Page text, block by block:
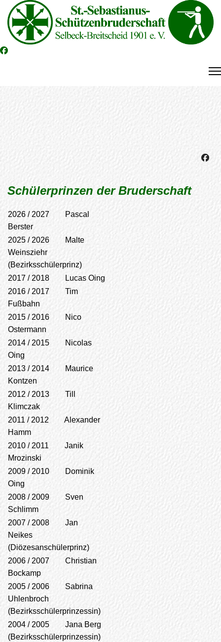
Schülerprinzen der Bruderschaft
2026 / 2027 Pascal
Berster
2025 / 2026 Malte
Weinsziehr
(Bezirksschülerprinz)
2017 / 2018 Lucas Oing
2016 / 2017 Tim
Fußbahn
2015 / 2016 Nico
Ostermann
2014 / 2015 Nicolas
Oing
2013 / 2014 Maurice
Kontzen
2012 / 2013 Till
Klimczak
2011 / 2012 Alexander
Hamm
2010 / 2011 Janik
Mrozinski
2009 / 2010 Dominik
Oing
2008 / 2009 Sven
Schlimm
2007 / 2008 Jan
Neikes
(Diözesanschülerprinz)
2006 / 2007 Christian
Bockamp
2005 / 2006 Sabrina
Uhlenbroch
(Bezirksschülerprinzessin)
2004 / 2005 Jana Berg
(Bezirksschülerprinzessin)